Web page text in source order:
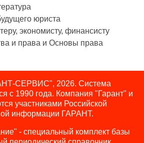
юриста
экономисту, финансисту
и права и Основы права
СЕРВИС", 2026. Система
с 1990 года. Компания "Гарант" и
участниками Российской
информации ГАРАНТ.
- специальный комплект базы